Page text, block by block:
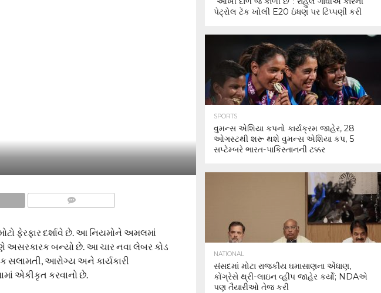
ફેરફાર દર્શાવે છે. આ નિયમોને અમલમાં
અસરકારક બન્યો છે. આ ચાર નવા લેબર કોડ
સલામતી, આરોગ્ય અને કાર્યકારી
એકીકૃત કરવાનો છે.
પેટ્રોલ ટેંક ખોલી E20 ઇંધણ પર ટિપ્પણી કરી
SPORTS
વુમન્સ એશિયા કપનો કાર્યક્રમ જાહેર, 28
ઓગસ્ટથી શરૂ થશે વુમન્સ એશિયા કપ, 5
સપ્ટેમ્બરે ભારત-પાકિસ્તાનની ટક્કર
NATIONAL
સંસદમાં મોટા રાજકીય ઘમાસાણના એંધાણ,
કોંગ્રેસે થ્રી-લાઇન વ્હીપ જાહેર કર્યો; NDAએ
પણ તૈયારીઓ તેજ કરી